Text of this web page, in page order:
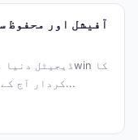
کردار آج کے جدید دور میں جہاں ٹیکنالوجی ہماری...